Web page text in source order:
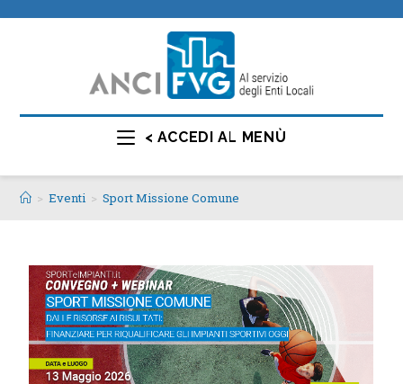
< ACCEDI AL MENÙ
> Eventi > Sport Missione Comune